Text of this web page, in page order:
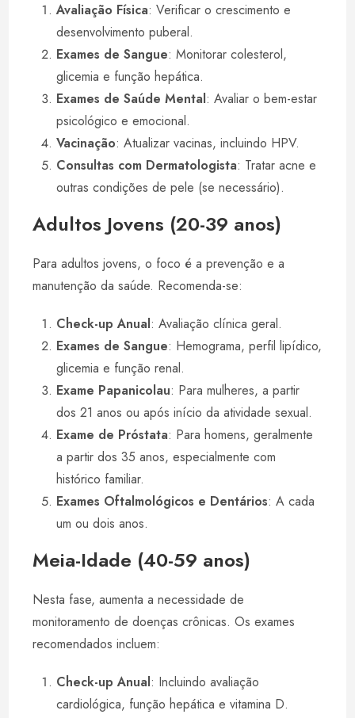
Avaliação Física: Verificar o crescimento e
desenvolvimento puberal.
Exames de Sangue: Monitorar colesterol,
glicemia e função hepática.
Exames de Saúde Mental: Avaliar o bem-estar
psicológico e emocional.
Vacinação: Atualizar vacinas, incluindo HPV.
Consultas com Dermatologista: Tratar acne e
outras condições de pele (se necessário).
Adultos Jovens (20-39 anos)
Para adultos jovens, o foco é a prevenção e a
manutenção da saúde. Recomenda-se:
Check-up Anual: Avaliação clínica geral.
Exames de Sangue: Hemograma, perfil lipídico,
glicemia e função renal.
Exame Papanicolau: Para mulheres, a partir
dos 21 anos ou após início da atividade sexual.
Exame de Próstata: Para homens, geralmente
a partir dos 35 anos, especialmente com
histórico familiar.
Exames Oftalmológicos e Dentários: A cada
um ou dois anos.
Meia-Idade (40-59 anos)
Nesta fase, aumenta a necessidade de
monitoramento de doenças crônicas. Os exames
recomendados incluem:
Check-up Anual: Incluindo avaliação
cardiológica, função hepática e vitamina D.